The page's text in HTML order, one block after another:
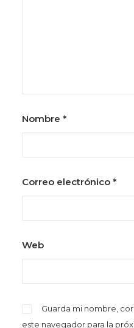
Nombre *
Correo electrónico *
Web
Guarda mi nombre,
este navegador para la